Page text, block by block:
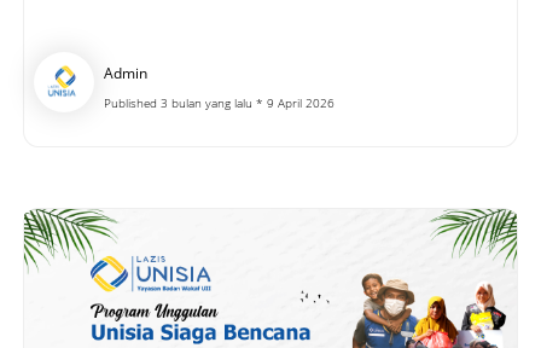
Admin
Published 3 bulan yang lalu * 9 April 2026